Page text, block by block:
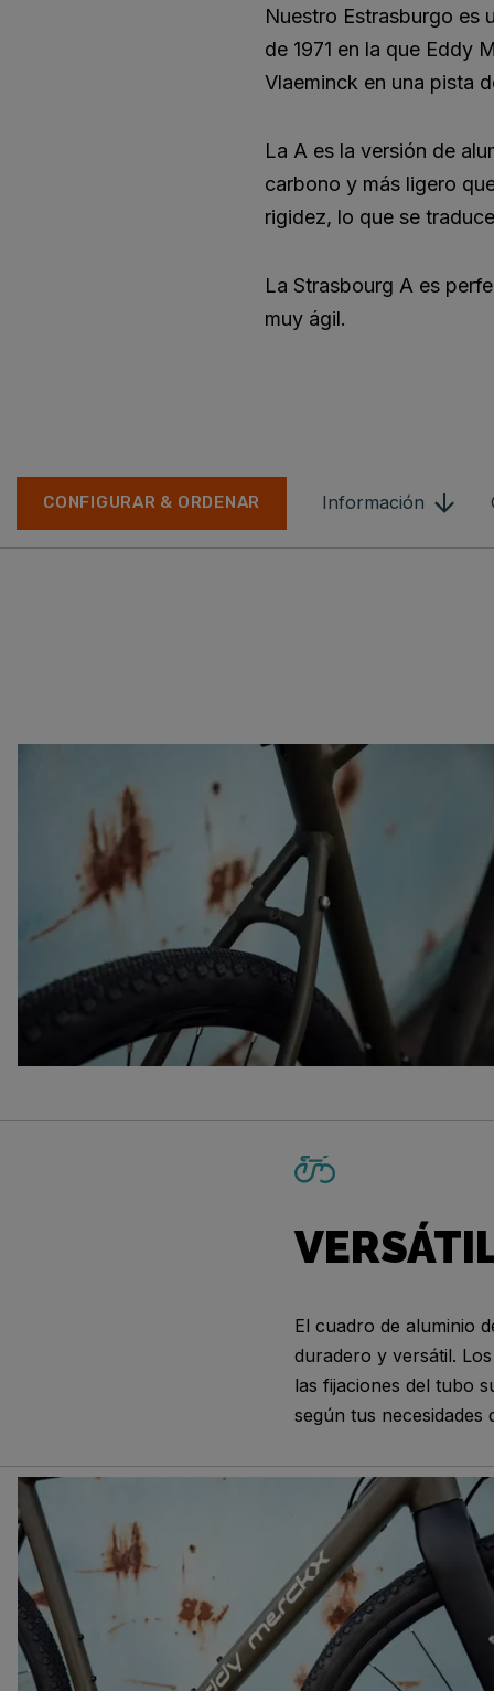
Nuestro Estrasburgo es
de 1971 en la que Eddy
Vlaeminck en una pista
La A es la versión de
carbono y más ligero
rigidez, lo que se
La Strasbourg A es
muy ágil.
CONFIGURAR & ORDENAR Información
El cuadro de aluminio
duradero y versátil.
las fijaciones del tubo
según tus necesidades